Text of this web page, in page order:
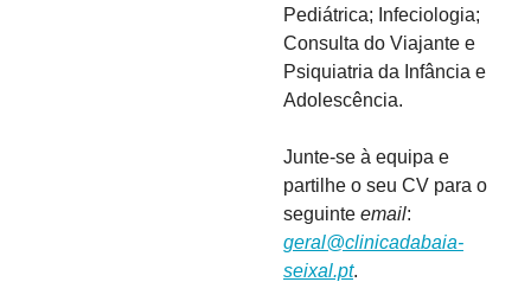
Pediátrica; Infeciologia;
Consulta do Viajante e
Psiquiatria da Infância e
Adolescência.
Junte-se à equipa e
partilhe o seu CV para o
seguinte email
geral@clinicadabaia-
seixal.pt.